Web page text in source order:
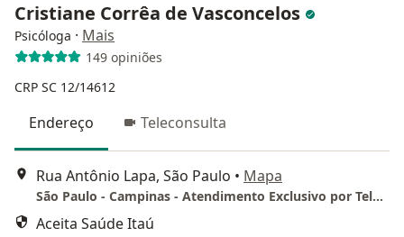
Cristiane Corrêa de Vasconcelos
Psicóloga · Mais
149 opiniões
CRP SC 12/14612
Endereço Teleconsulta
Rua Antônio Lapa, São Paulo • Mapa
São Paulo - Campinas - Atendimento Exclusivo por Telemedicina / planos de saúde somente por reembolso com desconto de 40%
Aceita Saúde Itaú